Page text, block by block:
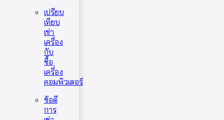
เปรียบ
เทียบ
เช่า
เครื่อง
กับ
ซื้อ
เครื่อง
คอมพิวเตอร์
ข้อดี
การ